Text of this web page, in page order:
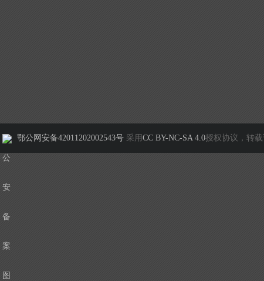
鄂公网安备42011202002543号 采用 CC BY-NC-SA 4.0授权协议，转